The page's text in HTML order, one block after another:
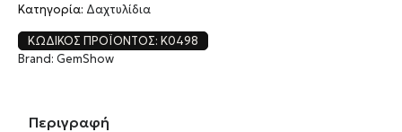
Κατηγορία: Δαχτυλίδια
ΚΩΔΙΚΌΣ ΠΡΟΪΌΝΤΟΣ: K0498
Brand: GemShow
Περιγραφή